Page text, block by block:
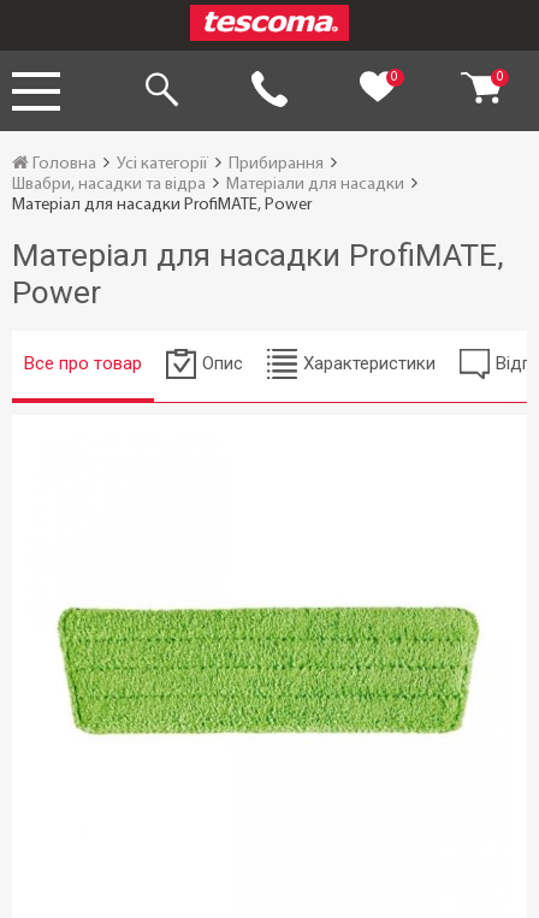
0 0
Головна Усі категорії
Прибирання
Швабри, насадки та відра
Матеріали для насадки
Матеріал для насадки ProfiMATE, Power
Матеріал для насадки ProfiMATE,
Power
Все про товар Опис Характеристики